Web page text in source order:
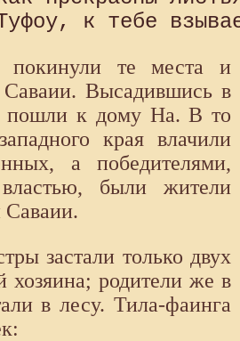
покинули те места и
Саваии. Высадившись в
пошли к дому На. В то
края влачили
а победителями,
были жители
Саваии.
застали только двух
хозяина; родители же в
в лесу. Тила-фаинга